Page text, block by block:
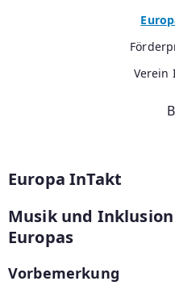
Verein
Europa InTakt
Musik und
Europas
Vorbemerkung